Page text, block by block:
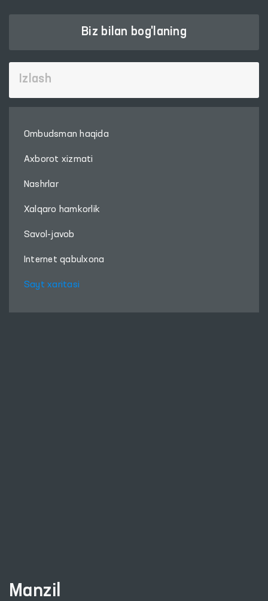
Biz bilan bog'laning
Ombudsman haqida
Axborot xizmati
Nashrlar
Xalqaro hamkorlik
Savol-javob
Internet qabulxona
Sayt xaritasi
Manzil